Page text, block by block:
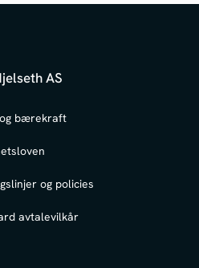
AS
bærekraft
og policies
avtalevilkår